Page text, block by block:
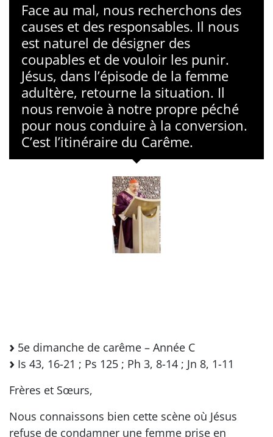
Face au mal, nous recherchons des
causes et des responsables. Il nous
est naturel de désigner des
coupables et de vouloir les punir.
Jésus, dans l’épisode de la femme
adultère, retourne la situation. Il
nous renvoie à notre propre péché
pour nous conduire à la conversion.
C’est l’itinéraire du Carême.
5e dimanche de carême – Année C
Is 43, 16-21 ; Ps 125 ; Ph 3, 8-14 ; Jn 8, 1-11
Frères et Sœurs,
Nous connaissons bien cette scène où Jésus
refuse de condamner une femme prise en